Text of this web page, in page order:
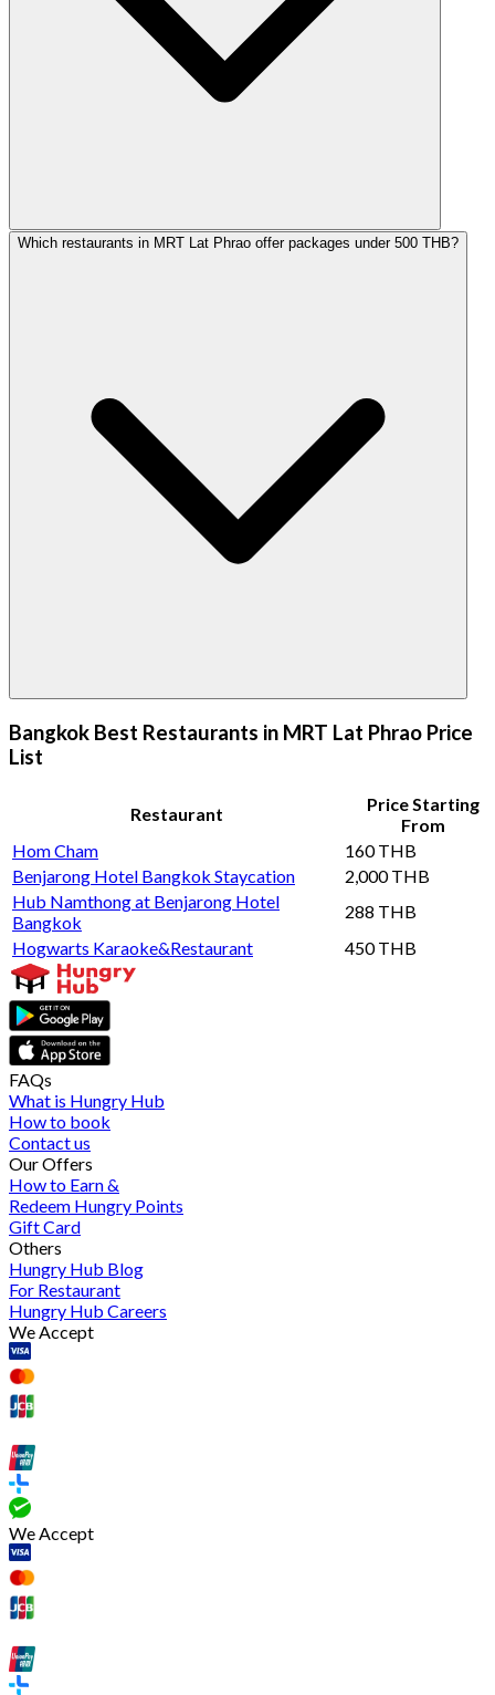
Which restaurants in MRT Lat Phrao offer packages under 500 THB?
Bangkok Best Restaurants in MRT Lat Phrao Price
List
Restaurant
Price Starting
From
Hom Cham
160 THB
Benjarong Hotel Bangkok Staycation
2,000 THB
Hub Namthong at Benjarong Hotel
Bangkok
288 THB
Hogwarts Karaoke&Restaurant
450 THB
FAQs
What is Hungry Hub
How to book
Contact us
Our Offers
How to Earn &
Redeem Hungry Points
Gift Card
Others
Hungry Hub Blog
For Restaurant
Hungry Hub Careers
We Accept
We Accept